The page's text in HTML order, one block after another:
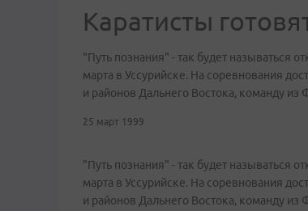
Каратисты
"Путь познания" - так будет называться
марта в Уссурийске. На соревнования
и районов Дальнего Востока, команду из
25 март 1999
"Путь познания" - так будет называться
марта в Уссурийске. На соревнования
и районов Дальнего Востока, команду из